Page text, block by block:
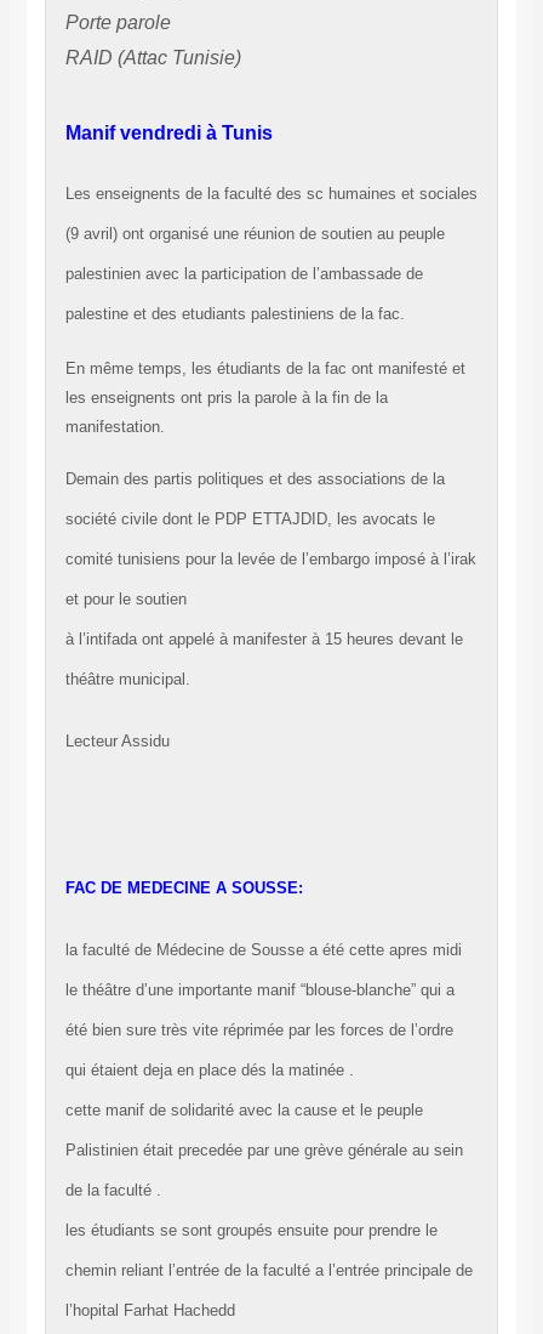
Porte parole
RAID (Attac Tunisie)
Manif vendredi à Tunis
Les enseignents de la faculté des sc humaines et sociales
(9 avril) ont organisé une réunion de soutien au peuple
palestinien avec la participation de l’ambassade de
palestine et des etudiants palestiniens de la fac.
En même temps, les étudiants de la fac ont manifesté et
les enseignents ont pris la parole à la fin de la
manifestation.
Demain des partis politiques et des associations de la
société civile dont le PDP ETTAJDID, les avocats le
comité tunisiens pour la levée de l’embargo imposé à l’irak
et pour le soutien
à l’intifada ont appelé à manifester à 15 heures devant le
théâtre municipal.
Lecteur Assidu
FAC DE MEDECINE A SOUSSE:
la faculté de Médecine de Sousse a été cette apres midi
le théâtre d’une importante manif “blouse-blanche” qui a
été bien sure très vite réprimée par les forces de l’ordre
qui étaient deja en place dés la matinée .
cette manif de solidarité avec la cause et le peuple
Palistinien était precedée par une grève générale au sein
de la faculté .
les étudiants se sont groupés ensuite pour prendre le
chemin reliant l’entrée de la faculté a l’entrée principale de
l’hopital Farhat Hachedd